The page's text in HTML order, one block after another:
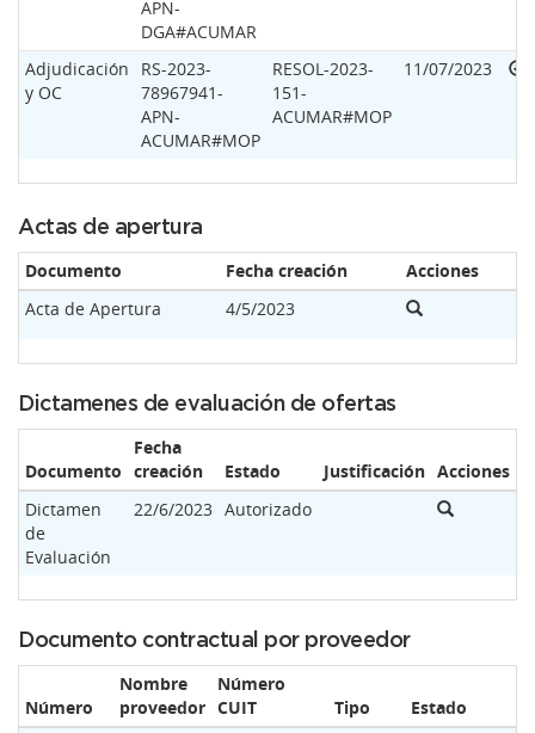
APN-
DGA#ACUMAR
Adjudicación
y OC
RS-2023-
78967941-
APN-
ACUMAR#MOP
RESOL-2023-
151-
ACUMAR#MOP
11/07/2023
Actas de apertura
Documento Fecha creación
Acciones
Acta de Apertura
4/5/2023
Dictamenes de evaluación de ofertas
Documento
Fecha
creación
Estado Justificación Acciones
Dictamen
de
Evaluación
22/6/2023 Autorizado
Documento contractual por proveedor
Número
Nombre
proveedor
Número
CUIT
Tipo Estado